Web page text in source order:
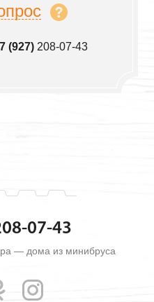
(927)208-07-43
07-43
— дома из минибруса